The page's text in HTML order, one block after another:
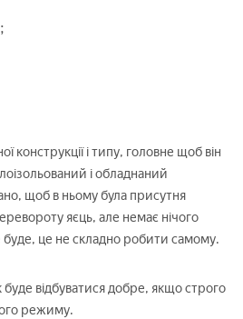
конструкції і типу, головне щоб він
і обладнаний
щоб в ньому була присутня
яєць, але немає нічого
буде, це не складно робити самому.
відбуватися добре, якщо строго
режиму.